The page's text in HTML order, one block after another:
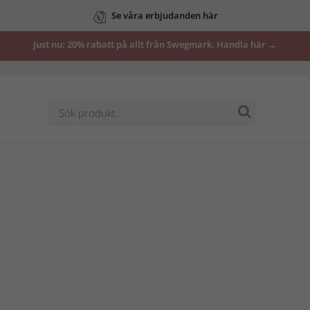
Se våra erbjudanden här
Just nu: 20% rabatt på allt från Swegmark. Handla här →